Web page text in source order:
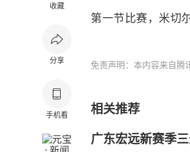
收藏
分享
手机看
第一节比赛，米切
免责声明：本内容来自腾
相关推荐
广东宏远新赛季